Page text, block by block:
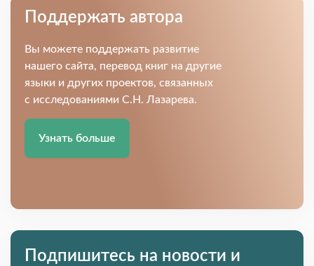
Поддержать автора
Вы можете поддержать развитие
нашего сайта, перевод книг на другие
языки и других проектов, связанных
с исследованиями С.Н. Лазарева.
Узнать больше
Подпишитесь на новости и